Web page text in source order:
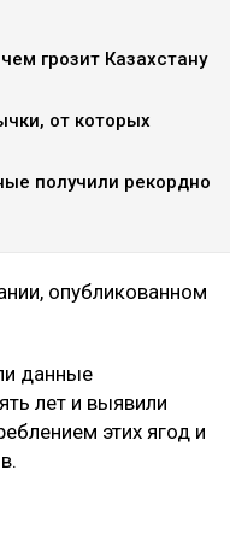
грозит Казахстану
от которых
получили рекордно
опубликованном
данные
лет и выявили
этих ягод и